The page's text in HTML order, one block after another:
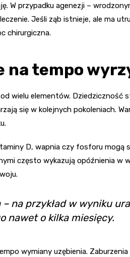
W przypadku agenezji –
Jeśli ząb istnieje, ale ma
chirurgiczna.
na tempo
wielu elementów.
się w kolejnych pokoleniach.
D, wapnia czy fosforu mogą
często wykazują opóźnienia w
na przykład w wyniku
nawet o kilka miesięcy.
wymiany uzębienia.